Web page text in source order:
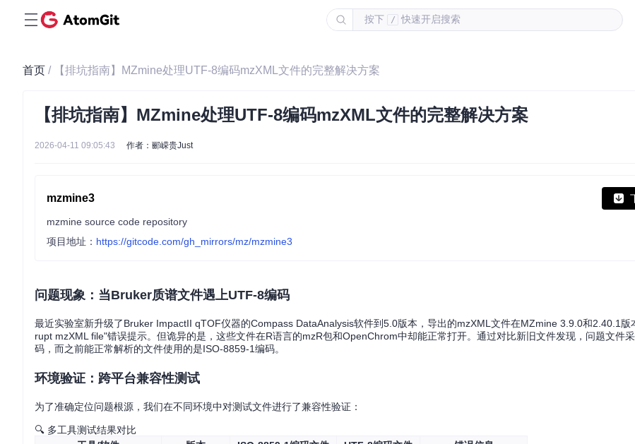
按下 / 快速开启搜索
首页 / 【排坑指南】MZmine处理UTF-8编码mzXML文件的完整解决方案
【排坑指南】MZmine处理UTF-8编码mzXML文件的完整解决方案
2026-04-11 09:05:43 作者：郦嵘贵Just
mzmine3
mzmine source code repository
项目地址： https://gitcode.com/gh_mirrors/mz/mzmine3
问题现象：当Bruker质谱文件遇上UTF-8编码
最近实验室新升级了Bruker ImpactII qTOF仪器的Compass DataAnalysis软件到5.0版本，导出的mzXML文件在MZmine 3.9.0和2.40.1版
rupt mzXML file"错误提示。但诡异的是，这些文件在R语言的mzR包和OpenChrom中却能正常打开。通过对比新旧文件发现，问题文件
码，而之前能正常解析的文件使用的是ISO-8859-1编码。
环境验证：跨平台兼容性测试
为了准确定位问题根源，我们在不同环境中对测试文件进行了兼容性验证：
🔍 多工具测试结果对比